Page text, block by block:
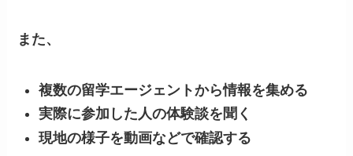
また、
複数の留学エージェントから情報を集める
実際に参加した人の体験談を聞く
現地の様子を動画などで確認する